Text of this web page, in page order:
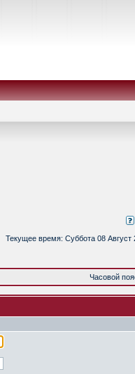
Текущее время: Суббота 08 Август
Часовой